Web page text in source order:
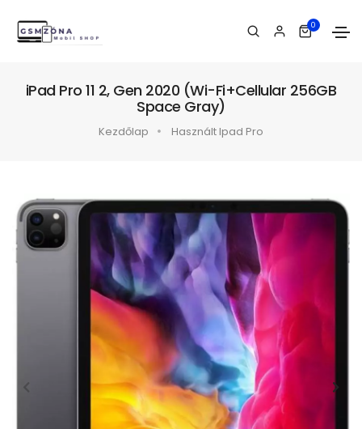
0
iPad Pro 11 2, Gen 2020 (Wi-Fi+Cellular 256GB
Space Gray)
Kezdőlap Használt Ipad Pro